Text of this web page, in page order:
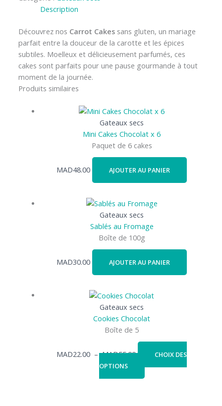
Description
Découvrez nos Carrot Cakes sans gluten, un mariage
parfait entre la douceur de la carotte et les épices
subtiles. Moelleux et délicieusement parfumés, ces
cakes sont parfaits pour une pause gourmande à tout
moment de la journée.
Produits similaires
Gateaux secs
Mini Cakes Chocolat x 6
Paquet de 6 cakes
MAD48.00 AJOUTER AU PANIER
Gateaux secs
Sablés au Fromage
Boîte de 100g
MAD30.00 AJOUTER AU PANIER
Gateaux secs
Cookies Chocolat
Boîte de 5
MAD22.00 – MAD55.00
CHOIX DES
OPTIONS